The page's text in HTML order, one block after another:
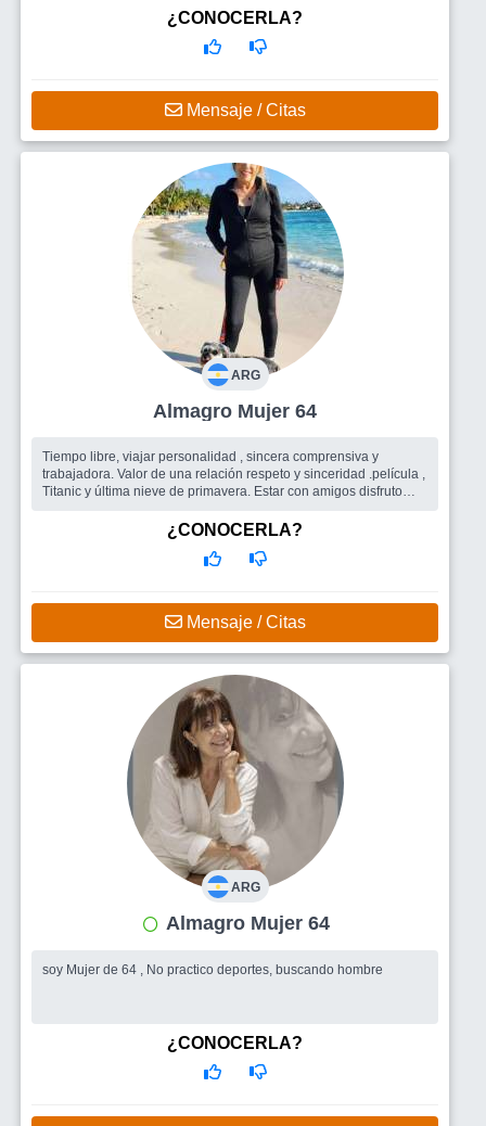
Lo que sea que me haga bien. No soy exigente y no
tengo límite de edad para conocer.
¿CONOCERLA?
Mensaje / Citas
ARG
Almagro Mujer 64
Tiempo libre, viajar personalidad , sincera comprensiva y
trabajadora. Valor de una relación respeto y sinceridad .película ,
Titanic y última nieve de primavera. Estar con amigos disfruto
Un buen hombre que se valore y me valore como mujer .
¿CONOCERLA?
Mensaje / Citas
ARG
Almagro Mujer 64
soy Mujer de 64 , No practico deportes, buscando hombre
¿CONOCERLA?